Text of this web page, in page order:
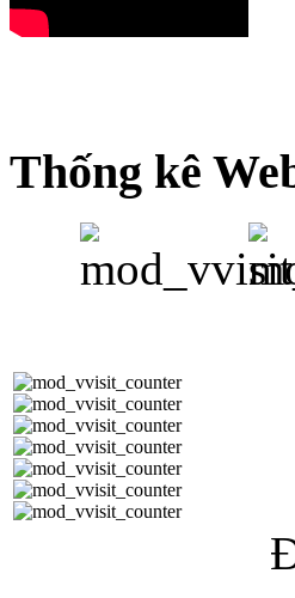
Thống kê